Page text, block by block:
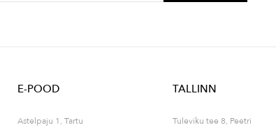
E-POOD
Astelpaju 1, Tartu
TALLINN
Tuleviku tee 8, Peetri